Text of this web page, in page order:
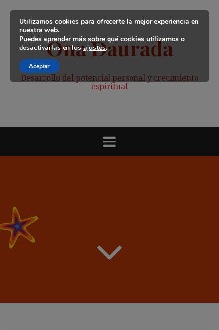
contenido
Ona Daurada
Desarrollo del potencial personal y crecimiento
espiritual
Utilizamos cookies para ofrecerte la mejor experiencia en
nuestra web.
Puedes aprender más sobre qué cookies utilizamos o
desactivarlas en losajustes.
Aceptar